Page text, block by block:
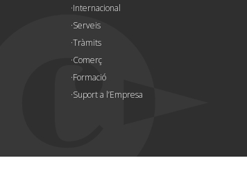
Internacional
Serveis
Tràmits
Comerç
Formació
Suport a l’Empresa